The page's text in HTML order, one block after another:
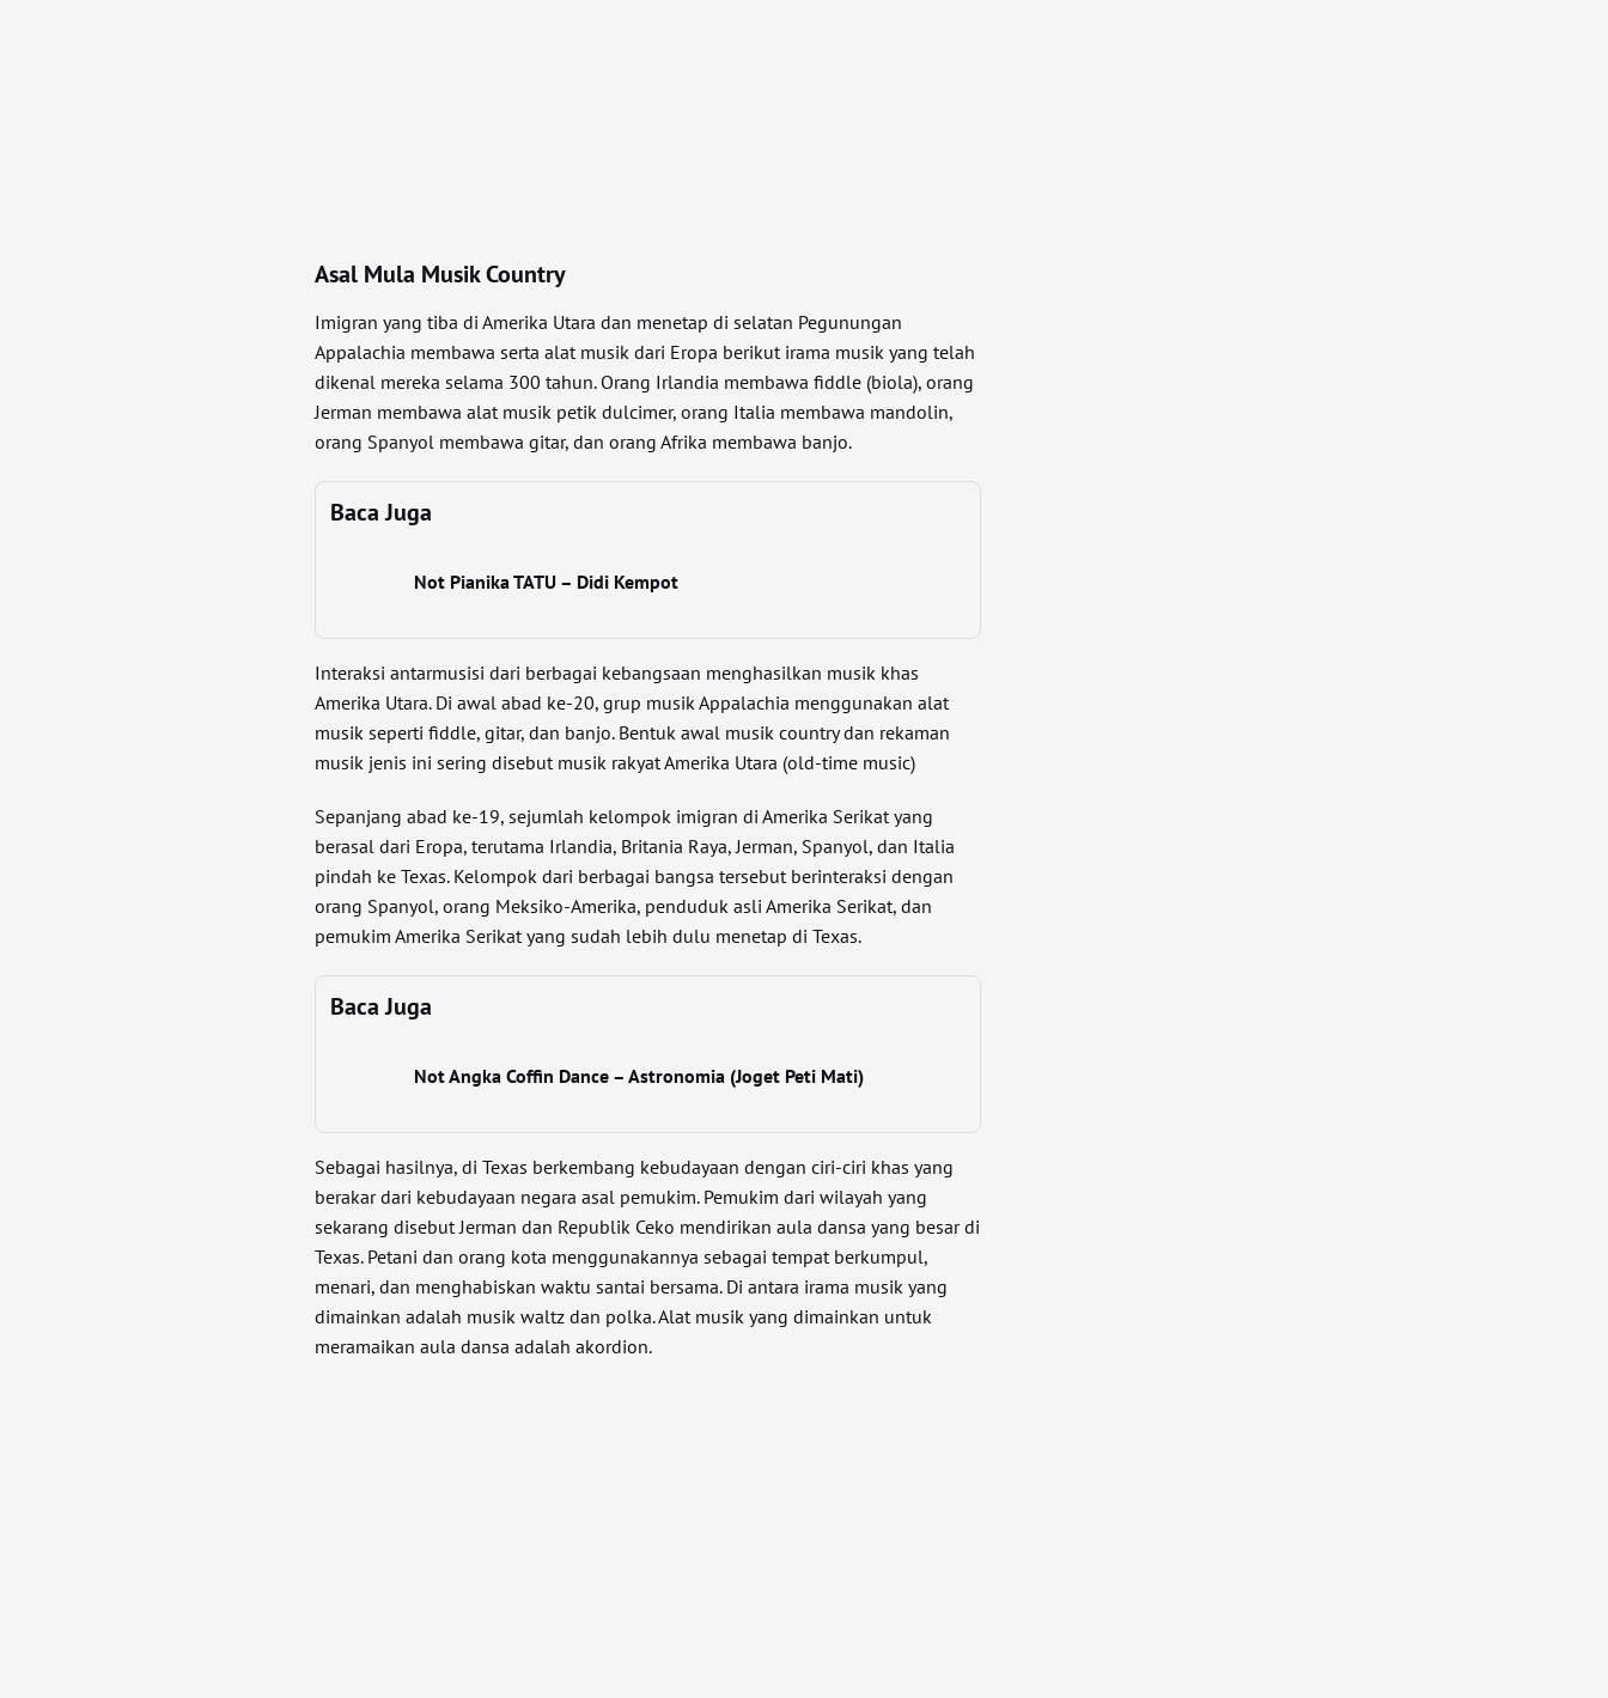
Asal Mula Musik Country
Imigran yang tiba di Amerika Utara dan menetap di selatan Pegunungan
Appalachia membawa serta alat musik dari Eropa berikut irama musik yang telah
dikenal mereka selama 300 tahun. Orang Irlandia membawa fiddle (biola), orang
Jerman membawa alat musik petik dulcimer, orang Italia membawa mandolin,
orang Spanyol membawa gitar, dan orang Afrika membawa banjo.
Baca Juga
Not Pianika TATU – Didi Kempot
Interaksi antarmusisi dari berbagai kebangsaan menghasilkan musik khas
Amerika Utara. Di awal abad ke-20, grup musik Appalachia menggunakan alat
musik seperti fiddle, gitar, dan banjo. Bentuk awal musik country dan rekaman
musik jenis ini sering disebut musik rakyat Amerika Utara (old-time music)
Sepanjang abad ke-19, sejumlah kelompok imigran di Amerika Serikat yang
berasal dari Eropa, terutama Irlandia, Britania Raya, Jerman, Spanyol, dan Italia
pindah ke Texas. Kelompok dari berbagai bangsa tersebut berinteraksi dengan
orang Spanyol, orang Meksiko-Amerika, penduduk asli Amerika Serikat, dan
pemukim Amerika Serikat yang sudah lebih dulu menetap di Texas.
Baca Juga
Not Angka Coffin Dance – Astronomia (Joget Peti Mati)
Sebagai hasilnya, di Texas berkembang kebudayaan dengan ciri-ciri khas yang
berakar dari kebudayaan negara asal pemukim. Pemukim dari wilayah yang
sekarang disebut Jerman dan Republik Ceko mendirikan aula dansa yang besar di
Texas. Petani dan orang kota menggunakannya sebagai tempat berkumpul,
menari, dan menghabiskan waktu santai bersama. Di antara irama musik yang
dimainkan adalah musik waltz dan polka. Alat musik yang dimainkan untuk
meramaikan aula dansa adalah akordion.